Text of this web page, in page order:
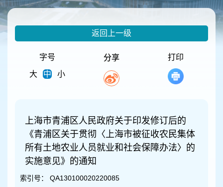
转
到
网
返回上一级
字号
大
中 小
分享 打印
上海市青浦区人民政府关于印发修订后的
《青浦区关于贯彻〈上海市被征收农民集体
所有土地农业人员就业和社会保障办法〉的
实施意见》的通知
索引号： QA130100020220085